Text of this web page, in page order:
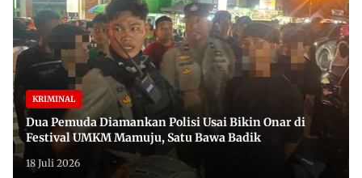
KRIMINAL
Dua Pemuda Diamankan Polisi Usai Bikin Onar di
Festival UMKM Mamuju, Satu Bawa Badik
18 Juli 2026